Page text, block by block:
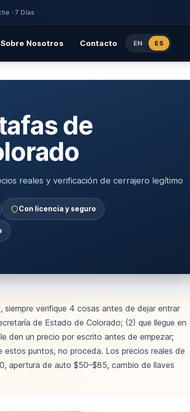
· 7 Días
Sobre Nosotros Contacto EN ES
de
reales y verificación de cerrajero legítimo
Con licencia y seguro
siempre verifique 4 cosas antes de dejar entrar
de Estado de Colorado; (2) que llegue en
den un precio por escrito antes de empezar;
puntos, no proceda. Los precios reales de
apertura de auto $50–$85, cambio de llaves